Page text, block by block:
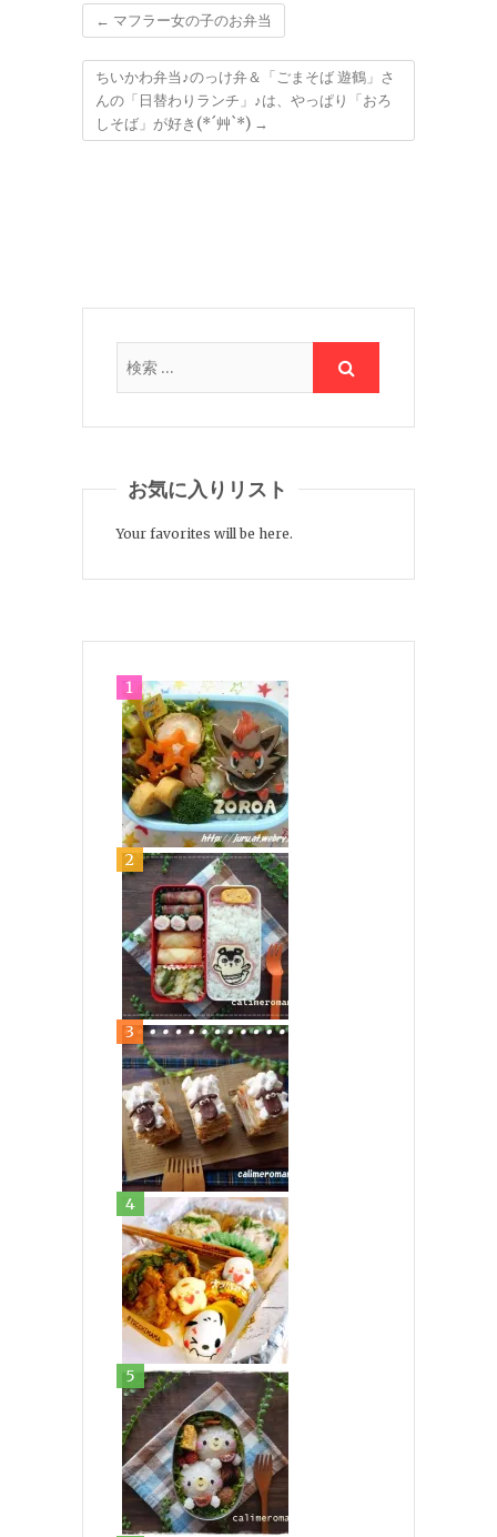
← マフラー女の子のお弁当
ちいかわ弁当♪のっけ弁＆「ごまそば 遊鶴」さ
んの「日替わりランチ」♪は、やっぱり「おろ
しそば」が好き(*´艸`*) →
お気に入りリスト
Your favorites will be here.